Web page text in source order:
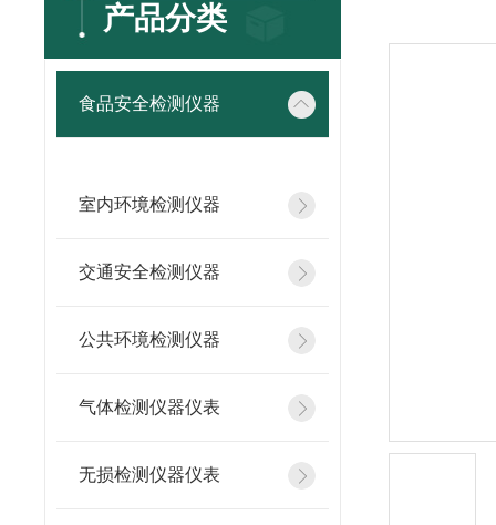
产品分类
食品安全检测仪器
室内环境检测仪器
交通安全检测仪器
公共环境检测仪器
气体检测仪器仪表
无损检测仪器仪表